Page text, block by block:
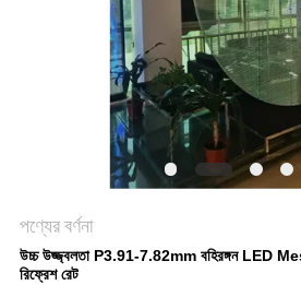
পণ্যের বর্ণনা
উচ্চ উজ্জ্বলতা P3.91-7.82mm বহিরঙ্গন LED
রিফ্রেশ রেট